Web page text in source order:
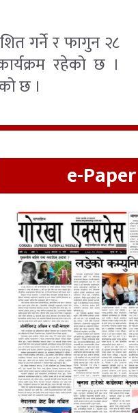
गर्ने र फागुन २८
रहेको छ ।
छ ।
e-Paper